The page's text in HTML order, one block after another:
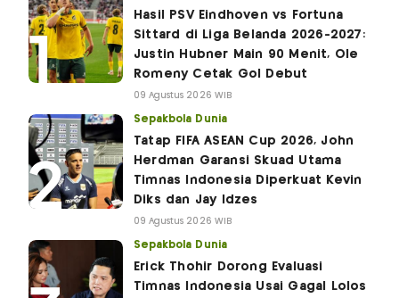
Hasil PSV Eindhoven vs Fortuna
Sittard di Liga Belanda 2026-2027:
Justin Hubner Main 90 Menit, Ole
Romeny Cetak Gol Debut
09 Agustus 2026 WIB
Sepakbola Dunia
Tatap FIFA ASEAN Cup 2026, John
Herdman Garansi Skuad Utama
Timnas Indonesia Diperkuat Kevin
Diks dan Jay Idzes
09 Agustus 2026 WIB
Sepakbola Dunia
Erick Thohir Dorong Evaluasi
Timnas Indonesia Usai Gagal Lolos